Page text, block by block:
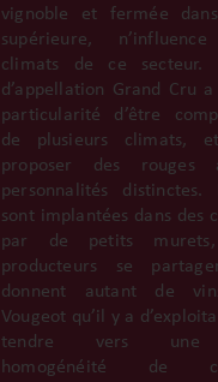
vignoble et fermée
supérieure,
climats de ce secteur.
d’appellation Grand Cru
particularité d’être
de plusieurs climats,
proposer des rouges
personnalités distinctes.
sont implantées dans des
par de petits
producteurs se
donnent autant de
Vougeot qu’il y a
tendre vers une
homogénéité de